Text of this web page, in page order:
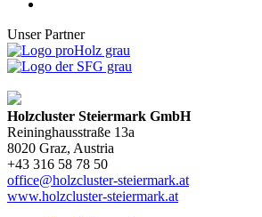
Unser Partner
Holzcluster Steiermark GmbH
Reininghausstraße 13a
8020 Graz, Austria
+43 316 58 78 50
office@holzcluster-steiermark.at
www.holzcluster-steiermark.at